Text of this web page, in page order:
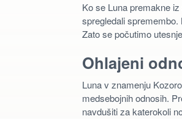
Ko se Luna premakne
spregledali
Zato se počutimo
Ohlajeni
Luna v znamenju
medsebojnih odnosih.
navdušiti za katerokoli